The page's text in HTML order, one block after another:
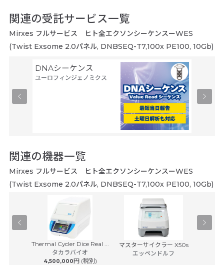
関連の受託サービス一覧
Mirxes フルサービス ヒト全エクソンシーケンスーWES
(Twist Exsome 2.0パネル, DNBSEQ-T7,100x PE100, 10Gb)
DNAシーケンス
ユーロフィンジェノミクス
ファス
関連の機器一覧
Mirxes フルサービス ヒト全エクソンシーケンスーWES
(Twist Exsome 2.0パネル, DNBSEQ-T7,100x PE100, 10Gb)
Thermal Cycler Dice Real ...
タカラバイオ
4,500,000円 (税別)
マスターサイクラー X50s
エッペンドルフ